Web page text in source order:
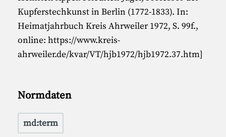
Kupferstechkunst in Berlin (1772-1833). In:
Heimatjahrbuch Kreis Ahrweiler 1972, S. 99f.,
online: https://www.kreis-
ahrweiler.de/kvar/VT/hjb1972/hjb1972.37.htm]
Normdaten
md:term